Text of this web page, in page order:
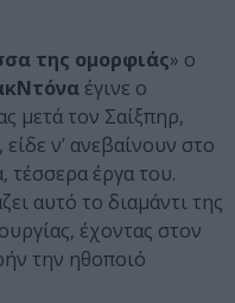
της ομορφιάς» ο
έγινε ο
μετά τον Σαίξπηρ,
ν’ ανεβαίνουν στο
τέσσερα έργα του.
αυτό το διαμάντι της
έχοντας στον
την ηθοποιό